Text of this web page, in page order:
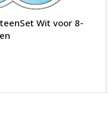
Wit voor 8-